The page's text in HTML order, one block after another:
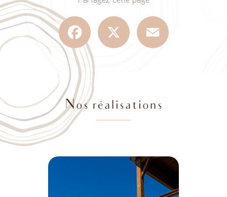
Facebook
Nos réalisations